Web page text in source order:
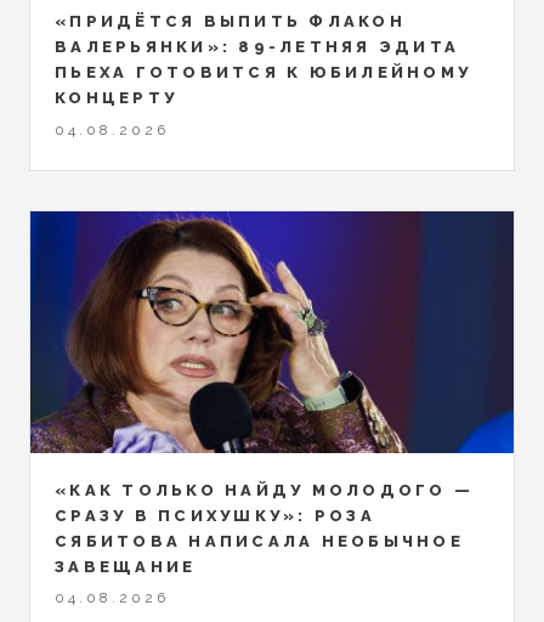
«ПРИДЁТСЯ ВЫПИТЬ ФЛАКОН
ВАЛЕРЬЯНКИ»: 89-ЛЕТНЯЯ ЭДИТА
ПЬЕХА ГОТОВИТСЯ К ЮБИЛЕЙНОМУ
КОНЦЕРТУ
04.08.2026
«КАК ТОЛЬКО НАЙДУ МОЛОДОГО —
СРАЗУ В ПСИХУШКУ»: РОЗА
СЯБИТОВА НАПИСАЛА НЕОБЫЧНОЕ
ЗАВЕЩАНИЕ
04.08.2026